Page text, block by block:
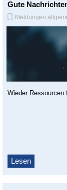
Gute
Meldungen
Wieder Ressourcen
Lesen